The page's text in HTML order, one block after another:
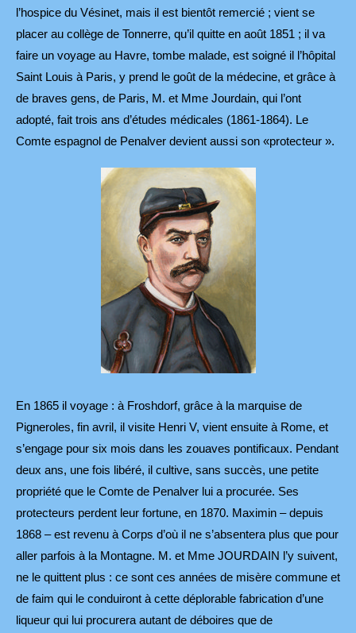
l’hospice du Vésinet, mais il est bientôt remercié ; vient se
placer au collège de Tonnerre, qu’il quitte en août 1851 ; il va
faire un voyage au Havre, tombe malade, est soigné il l’hôpital
Saint Louis à Paris, y prend le goût de la médecine, et grâce à
de braves gens, de Paris, M. et Mme Jourdain, qui l’ont
adopté, fait trois ans d’études médicales (1861-1864). Le
Comte espagnol de Penalver devient aussi son «protecteur ».
En 1865 il voyage : à Froshdorf, grâce à la marquise de
Pigneroles, fin avril, il visite Henri V, vient ensuite à Rome, et
s’engage pour six mois dans les zouaves pontificaux. Pendant
deux ans, une fois libéré, il cultive, sans succès, une petite
propriété que le Comte de Penalver lui a procurée. Ses
protecteurs perdent leur fortune, en 1870. Maximin – depuis
1868 – est revenu à Corps d’où il ne s’absentera plus que pour
aller parfois à la Montagne. M. et Mme JOURDAIN l’y suivent,
ne le quittent plus : ce sont ces années de misère commune et
de faim qui le conduiront à cette déplorable fabrication d’une
liqueur qui lui procurera autant de déboires que de